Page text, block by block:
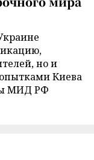
но и
Киева
МИД РФ